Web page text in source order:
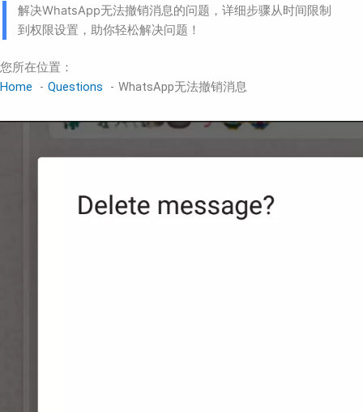
解决WhatsApp无法撤销消息的问题，详细步骤从时间限制
到权限设置，助你轻松解决问题！
您所在位置：
Home
Questions WhatsApp无法撤销消息